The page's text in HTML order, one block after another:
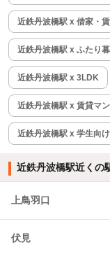
近鉄丹波橋駅 x 借家・
近鉄丹波橋駅 x ふたり
近鉄丹波橋駅 x 3LDK
近鉄丹波橋駅 x 賃貸マ
近鉄丹波橋駅 x 学生向け
近鉄丹波橋駅近くの
上鳥羽口
伏見